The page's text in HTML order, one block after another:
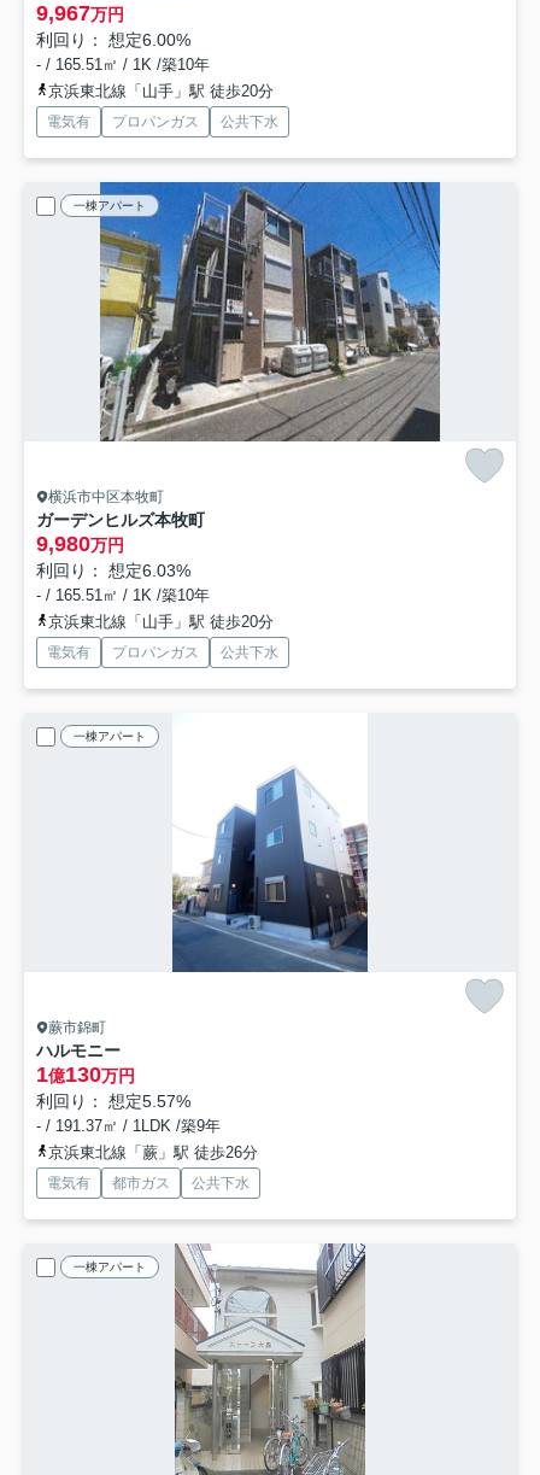
9,967万円
利回り： 想定6.00%
- / 165.51㎡ / 1K /築10年
京浜東北線「山手」駅 徒歩20分
電気有 プロパンガス 公共下水
一棟アパート
横浜市中区本牧町
ガーデンヒルズ本牧町
9,980万円
利回り： 想定6.03%
- / 165.51㎡ / 1K /築10年
京浜東北線「山手」駅 徒歩20分
電気有 プロパンガス 公共下水
一棟アパート
蕨市錦町
ハルモニー
1億130万円
利回り： 想定5.57%
- / 191.37㎡ / 1LDK /築9年
京浜東北線「蕨」駅 徒歩26分
電気有 都市ガス 公共下水
一棟アパート